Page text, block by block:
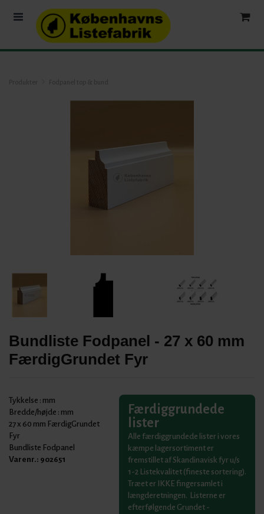
Bundliste Fodpanel - 27 x 60 mm
FærdigGrundet Fyr
Tykkelse : mm
Bredde/højde : mm
27 x 60 mm FærdigGrundet
Fyr
Bundliste Fodpanel
Varenr.: 902651
Færdiggrundede
lister
Alle færdiggrundede lister i vores
kæmpe lagersortiment er
fremstillet af Skandinavisk fyr u/s
1-2 Listekvalitet (fineste sortering).
Træet er IKKE fingersamlet i
længderetningen. Listerne er
efterfølgende Grundet -